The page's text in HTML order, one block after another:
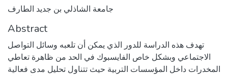
جامعة الشاذلي بن جديد الطارف
Abstract
تهدف هذه الدراسة للدور الذي يمكن أن تلعبه وسائل التواصل
الاجتماعي وبشكل خاص الفايسبوك في الحد من ظاهرة تعاطي
المخدرات داخل المؤسسات التربية حيث تتناول تحليل مدى فعالية